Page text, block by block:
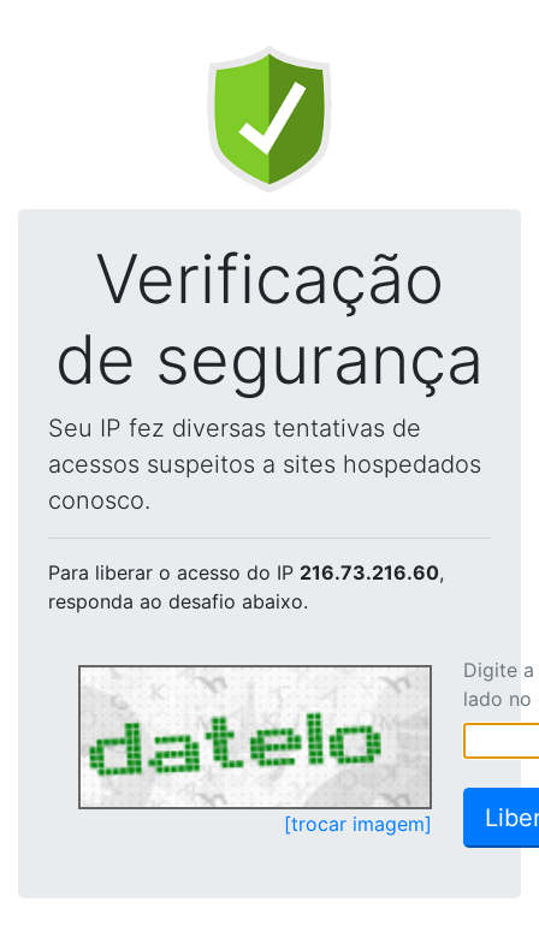
Verificação
de segurança
Seu IP fez diversas tentativas de
acessos suspeitos a sites hospedados
conosco.
Para liberar o acesso do IP 216.73.216.60,
responda ao desafio abaixo.
[trocar imagem]
Digite
lado no